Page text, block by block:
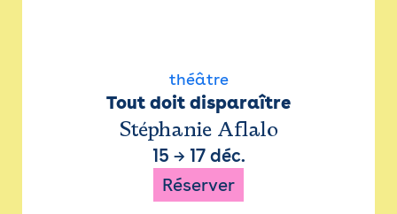
théâtre
Tout doit disparaître
Stéphanie Aflalo
15 → 17 déc.
Réserver